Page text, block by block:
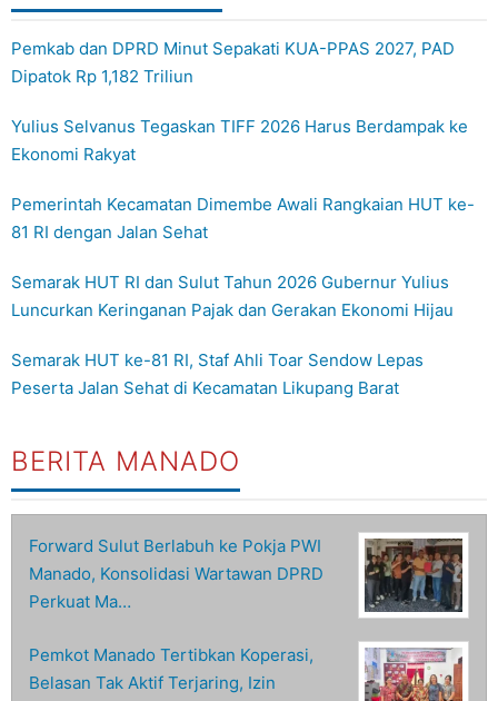
Pemkab dan DPRD Minut Sepakati KUA-PPAS 2027, PAD
Dipatok Rp 1,182 Triliun
Yulius Selvanus Tegaskan TIFF 2026 Harus Berdampak ke
Ekonomi Rakyat
Pemerintah Kecamatan Dimembe Awali Rangkaian HUT ke-
81 RI dengan Jalan Sehat
Semarak HUT RI dan Sulut Tahun 2026 Gubernur Yulius
Luncurkan Keringanan Pajak dan Gerakan Ekonomi Hijau
Semarak HUT ke-81 RI, Staf Ahli Toar Sendow Lepas
Peserta Jalan Sehat di Kecamatan Likupang Barat
BERITA MANADO
Forward Sulut Berlabuh ke Pokja PWI
Manado, Konsolidasi Wartawan DPRD
Perkuat Ma…
Pemkot Manado Tertibkan Koperasi,
Belasan Tak Aktif Terjaring, Izin